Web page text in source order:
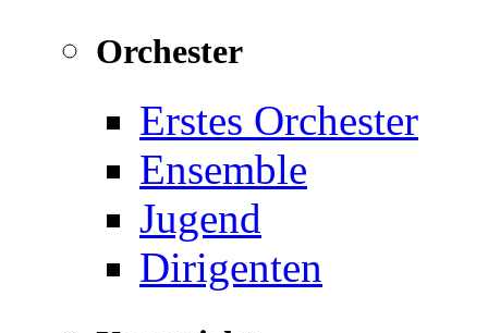
Orchester
Erstes Orchester
Ensemble
Jugend
Dirigenten